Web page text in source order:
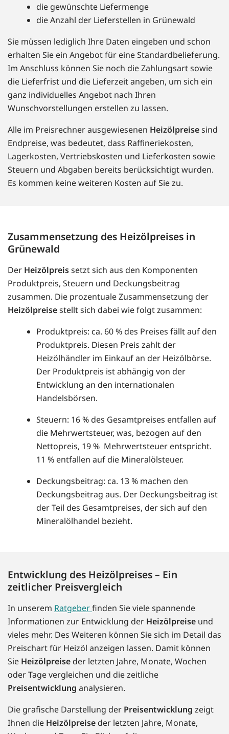
die gewünschte Liefermenge
die Anzahl der Lieferstellen in Grünewald
Sie müssen lediglich Ihre Daten eingeben und schon
erhalten Sie ein Angebot für eine Standardbelieferung.
Im Anschluss können Sie noch die Zahlungsart sowie
die Lieferfrist und die Lieferzeit angeben, um sich ein
ganz individuelles Angebot nach Ihren
Wunschvorstellungen erstellen zu lassen.
Alle im Preisrechner ausgewiesenen Heizölpreisesind
Endpreise, was bedeutet, dass Raffineriekosten,
Lagerkosten, Vertriebskosten und Lieferkosten sowie
Steuern und Abgaben bereits berücksichtigt wurden.
Es kommen keine weiteren Kosten auf Sie zu.
Zusammensetzung des Heizölpreises in
Grünewald
Der Heizölpreissetzt sich aus den Komponenten
Produktpreis, Steuern und Deckungsbeitrag
zusammen. Die prozentuale Zusammensetzung der
Heizölpreisestellt sich dabei wie folgt zusammen:
Produktpreis: ca. 60 % des Preises fällt auf den
Produktpreis. Diesen Preis zahlt der
Heizölhändler im Einkauf an der Heizölbörse.
Der Produktpreis ist abhängig von der
Entwicklung an den internationalen
Handelsbörsen.
Steuern: 16 % des Gesamtpreises entfallen auf
die Mehrwertsteuer, was, bezogen auf den
Nettopreis, 19 % Mehrwertsteuer entspricht.
11 % entfallen auf die Mineralölsteuer.
Deckungsbeitrag: ca. 13 % machen den
Deckungsbeitrag aus. Der Deckungsbeitrag ist
der Teil des Gesamtpreises, der sich auf den
Mineralölhandel bezieht.
Entwicklung des Heizölpreises – Ein
zeitlicher Preisvergleich
In unserem Ratgeberfinden Sie viele spannende
Informationen zur Entwicklung der Heizölpreise und
vieles mehr. Des Weiteren können Sie sich im Detail das
Preischart für Heizöl anzeigen lassen. Damit können
Sie Heizölpreise der letzten Jahre, Monate, Wochen
oder Tage vergleichen und die zeitliche
Preisentwicklung analysieren.
Die grafische Darstellung der Preisentwicklung zeigt
Ihnen die Heizölpreise der letzten Jahre, Monate,